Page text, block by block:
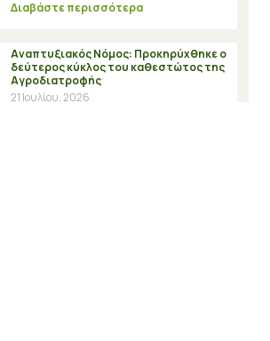
Διαβάστε περισσότερα
Αναπτυξιακός Νόμος: Προκηρύχθηκε ο
δεύτερος κύκλος του καθεστώτος της
Αγροδιατροφής
21 Ιουλίου, 2026